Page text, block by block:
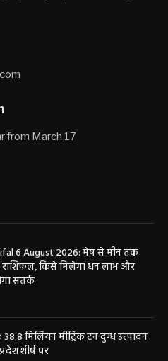
6 August 2026: मेष से मीन तक
किसे मिलेगा धन लाभ और
सतर्क
मिलियन मीट्रिक टन दुग्ध उत्पादन
शीर्ष पर